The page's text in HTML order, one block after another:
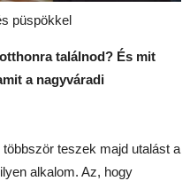
püspökkel
találnod? És mit
a nagyváradi
teszek majd utalást a
alkalom. Az, hogy